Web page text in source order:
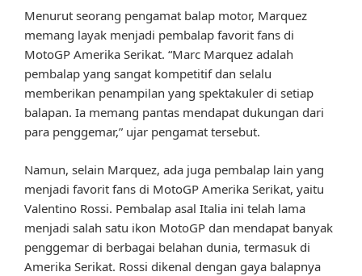
Menurut seorang pengamat balap motor, Marquez
memang layak menjadi pembalap favorit fans di
MotoGP Amerika Serikat. “Marc Marquez adalah
pembalap yang sangat kompetitif dan selalu
memberikan penampilan yang spektakuler di setiap
balapan. Ia memang pantas mendapat dukungan dari
para penggemar,” ujar pengamat tersebut.
Namun, selain Marquez, ada juga pembalap lain yang
menjadi favorit fans di MotoGP Amerika Serikat, yaitu
Valentino Rossi. Pembalap asal Italia ini telah lama
menjadi salah satu ikon MotoGP dan mendapat banyak
penggemar di berbagai belahan dunia, termasuk di
Amerika Serikat. Rossi dikenal dengan gaya balapnya